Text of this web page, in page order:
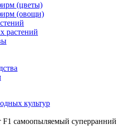
(цветы)
(овощи)
растений
культур
самоопыляемый суперранний